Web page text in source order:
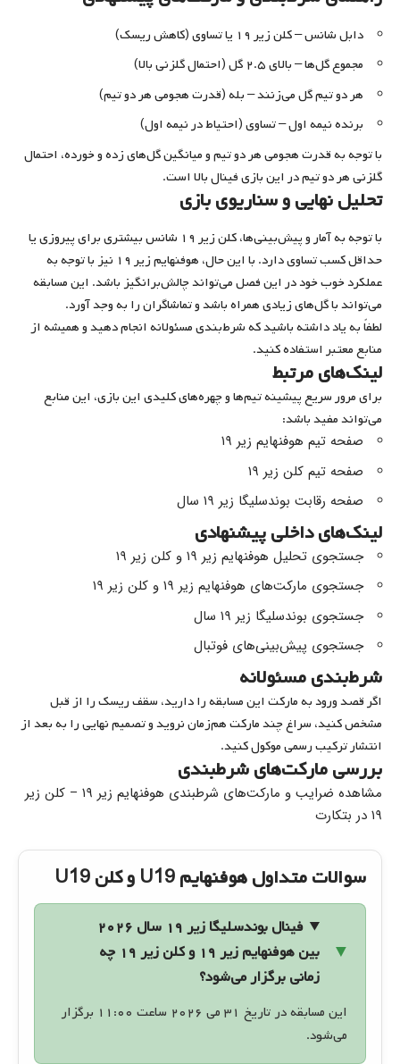
دابل شانس – کلن زیر ۱۹ یا تساوی (کاهش ریسک)
مجموع گل‌ها – بالای ۲.۵ گل (احتمال گلزنی بالا)
هر دو تیم گل می‌زنند – بله (قدرت هجومی هر دو تیم)
برنده نیمه اول – تساوی (احتیاط در نیمه اول)
با توجه به قدرت هجومی هر دو تیم و میانگین گل‌های زده و خورده، احتمال
گلزنی هر دو تیم در این بازی فینال بالا است.
تحلیل نهایی و سناریوی بازی
با توجه به آمار و پیش‌بینی‌ها، کلن زیر ۱۹ شانس بیشتری برای پیروزی یا
حداقل کسب تساوی دارد. با این حال، هوفنهایم زیر ۱۹ نیز با توجه به
عملکرد خوب خود در این فصل می‌تواند چالش‌برانگیز باشد. این مسابقه
می‌تواند با گل‌های زیادی همراه باشد و تماشاگران را به وجد آورد.
لطفاً به یاد داشته باشید که شرط‌بندی مسئولانه انجام دهید و همیشه از
منابع معتبر استفاده کنید.
لینک‌های مرتبط
برای مرور سریع پیشینه تیم‌ها و چهره‌های کلیدی این بازی، این منابع
می‌تواند مفید باشد:
صفحه تیم هوفنهایم زیر ۱۹
صفحه تیم کلن زیر ۱۹
صفحه رقابت بوندسلیگا زیر ۱۹ سال
لینک‌های داخلی پیشنهادی
جستجوی تحلیل هوفنهایم زیر ۱۹ و کلن زیر ۱۹
جستجوی مارکت‌های هوفنهایم زیر ۱۹ و کلن زیر ۱۹
جستجوی بوندسلیگا زیر ۱۹ سال
جستجوی پیش‌بینی‌های فوتبال
شرط‌بندی مسئولانه
اگر قصد ورود به مارکت این مسابقه را دارید، سقف ریسک را از قبل
مشخص کنید، سراغ چند مارکت هم‌زمان نروید و تصمیم نهایی را به بعد از
انتشار ترکیب رسمی موکول کنید.
بررسی مارکت‌های شرطبندی
مشاهده ضرایب و مارکت‌های شرطبندی هوفنهایم زیر ۱۹ – کلن زیر
۱۹ در بتکارت
سوالات متداول هوفنهایم U19 و کلن U19
فینال بوندسلیگا زیر ۱۹ سال ۲۰۲۶
بین هوفنهایم زیر ۱۹ و کلن زیر ۱۹ چه
زمانی برگزار می‌شود؟
این مسابقه در تاریخ ۳۱ می ۲۰۲۶ ساعت ۱۱:۰۰ برگزار
می‌شود.